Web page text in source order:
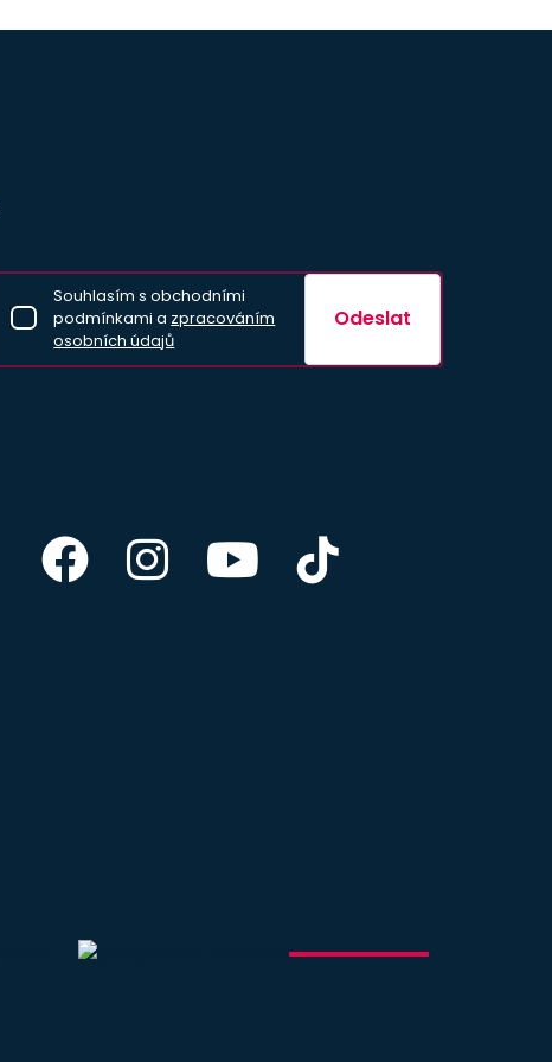
Souhlasím s obchodními
podmínkami a zpracováním
osobních údajů
Odeslat